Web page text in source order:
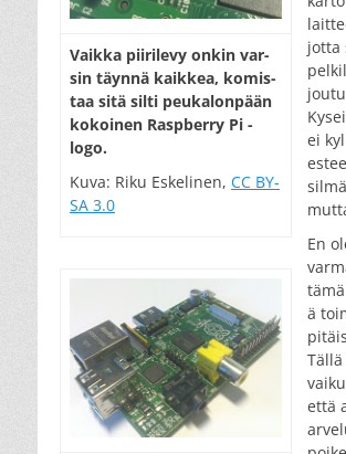
Vaik­ka pii­ri­le­vy on­kin var­
sin täyn­nä kaik­kea, ko­mis­
taa si­tä sil­ti peu­ka­lon­pään
ko­koi­nen Rasp­berry Pi -
logo.
Kuva: Riku Eskelinen, CC BY-
SA 3.0
jotta
ei
En
ä
että